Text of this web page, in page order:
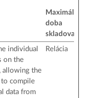
Maximálna
doba
skladovania
individual
on the
allowing the
compile
data from
Relácia